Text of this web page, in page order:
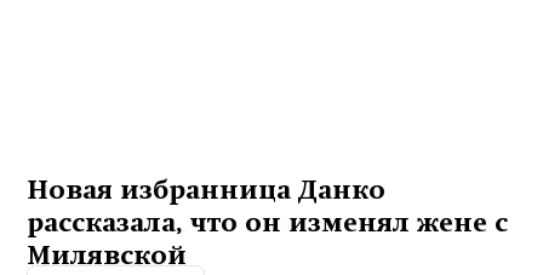
Новая избранница Данко
рассказала, что он изменял жене с
Милявской